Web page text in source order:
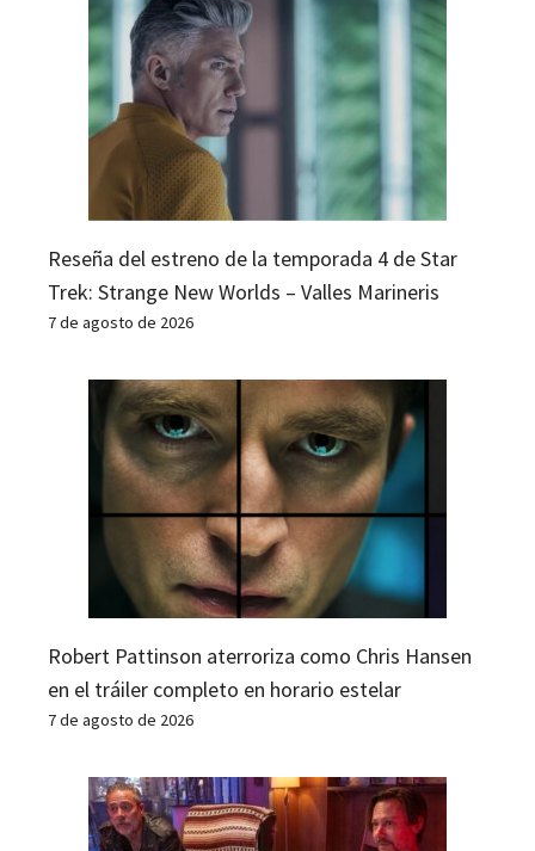
Reseña del estreno de la temporada 4 de Star
Trek: Strange New Worlds – Valles Marineris
7 de agosto de 2026
Robert Pattinson aterroriza como Chris Hansen
en el tráiler completo en horario estelar
7 de agosto de 2026